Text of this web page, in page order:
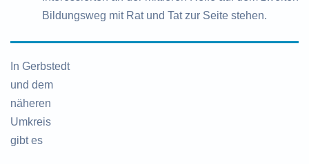
Bildungsweg mit Rat und Tat zur Seite stehen.
In Gerbstedt
und dem
näheren
Umkreis
gibt es